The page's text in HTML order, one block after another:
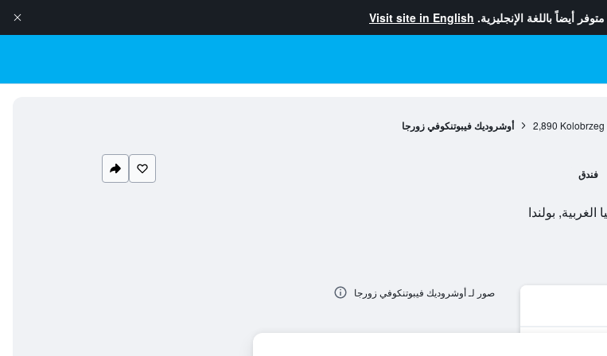
متوفر أيضاً باللغة الإنجليزية. Visit site in English
Kolobrzeg
2,890 أوشروديك فيبوتنكوفي زورجا
فندق
صور لـ أوشروديك فيبوتنكوفي زورجا